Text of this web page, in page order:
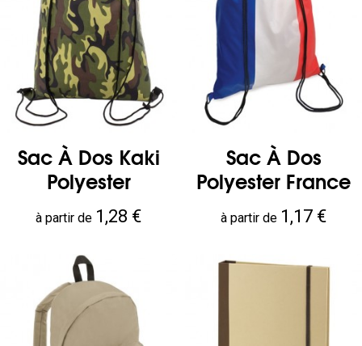
Sac À Dos Kaki
Polyester
Prix
à partir de 1,28 €
Sac À Dos
Polyester France
Prix
à partir de 1,17 €